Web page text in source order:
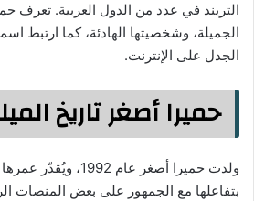
التريند في عدد من الدول العربية. تعرف
الجميلة، وشخصيتها الهادئة، كما ارتبط
الجدل على الإنترنت.
حميرا أصغر تاريخ
بتفاعلها مع الجمهور على بعض المنصات